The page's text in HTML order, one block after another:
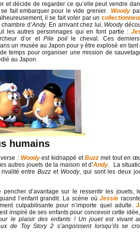
et décide de regarder ce qu’elle peut vendre
fait embarquer pour le vide grenier.Woody
il se fait voler par un
d’Andy. En arrivant chez lui, Woody
les autres personnages qui en font partie :
d’or etPile poille cheval. Ces
un musée au Japon pour y être explosé en tant
temps pour organiser une mission de
au Japon.
humains
: Woodyest kidnappé etBuzz met tout en
autres jouets de la maison et d’Andy. La
rivalité entreBuzz et Woody, qui sont les deux
d’avantage sur le ressentir les jouets,
l’enfant grandit. La scène oùJessie
culpabilisante pour n’importe quel adulte.
inspiré de ses enfants pour concevoir cette
le plaisir des enfants ! Un jouet est vivant
de Toy Story 2 s’angoissent lorsqu’ils se